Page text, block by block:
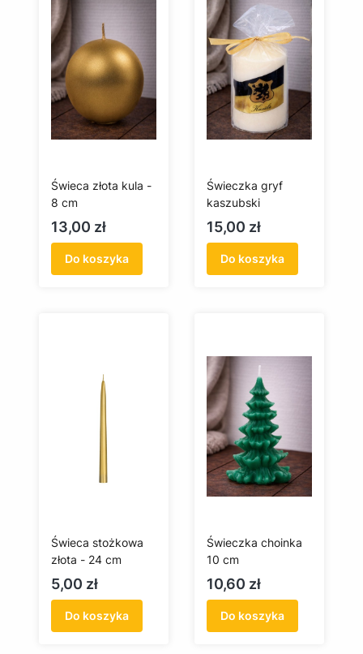
Świeca złota kula -
8 cm
Cena
13,00 zł
Do koszyka
Świeczka gryf
kaszubski
Cena
15,00 zł
Do koszyka
Świeca stożkowa
złota - 24 cm
Cena
5,00 zł
Do koszyka
Świeczka choinka
10 cm
Cena
10,60 zł
Do koszyka